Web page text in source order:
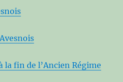
la fin de l’Ancien Régime